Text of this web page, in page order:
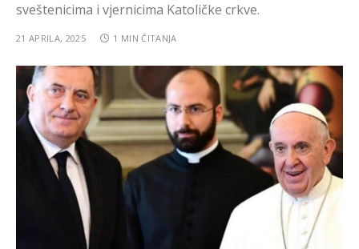
sveštenicima i vjernicima Katoličke crkve.
21 APRILA, 2025 1 MIN ČITANJA